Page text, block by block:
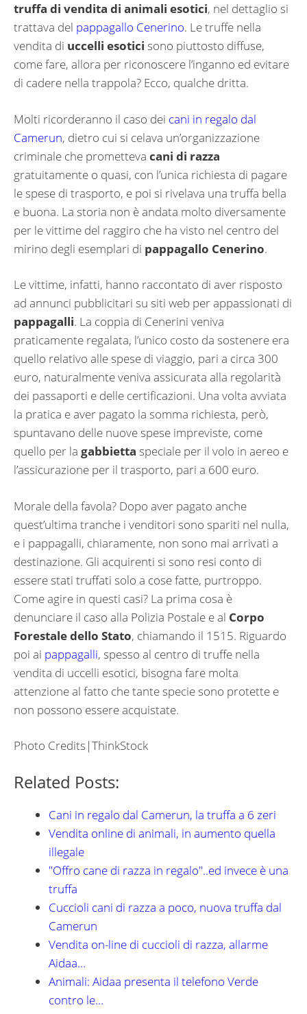
truffa di vendita di animali esotici, nel dettaglio si
trattava del pappagallo Cenerino. Le truffe nella
vendita di uccelli esotici sono piuttosto diffuse,
come fare, allora per riconoscere l’inganno ed evitare
di cadere nella trappola? Ecco, qualche dritta.
Molti ricorderanno il caso dei cani in regalo dal
Camerun, dietro cui si celava un’organizzazione
criminale che prometteva cani di razza
gratuitamente o quasi, con l’unica richiesta di pagare
le spese di trasporto, e poi si rivelava una truffa bella
e buona. La storia non è andata molto diversamente
per le vittime del raggiro che ha visto nel centro del
mirino degli esemplari di pappagallo Cenerino.
Le vittime, infatti, hanno raccontato di aver risposto
ad annunci pubblicitari su siti web per appassionati di
pappagalli. La coppia di Cenerini veniva
praticamente regalata, l’unico costo da sostenere era
quello relativo alle spese di viaggio, pari a circa 300
euro, naturalmente veniva assicurata alla regolarità
dei passaporti e delle certificazioni. Una volta avviata
la pratica e aver pagato la somma richiesta, però,
spuntavano delle nuove spese impreviste, come
quello per la gabbietta speciale per il volo in aereo e
l’assicurazione per il trasporto, pari a 600 euro.
Morale della favola? Dopo aver pagato anche
quest’ultima tranche i venditori sono spariti nel nulla,
e i pappagalli, chiaramente, non sono mai arrivati a
destinazione. Gli acquirenti si sono resi conto di
essere stati truffati solo a cose fatte, purtroppo.
Come agire in questi casi? La prima cosa è
denunciare il caso alla Polizia Postale e al Corpo
Forestale dello Stato, chiamando il 1515. Riguardo
poi ai pappagalli, spesso al centro di truffe nella
vendita di uccelli esotici, bisogna fare molta
attenzione al fatto che tante specie sono protette e
non possono essere acquistate.
Photo Credits|ThinkStock
Related Posts:
Cani in regalo dal Camerun, la truffa a 6 zeri
Vendita online di animali, in aumento quella
illegale
"Offro cane di razza in regalo"..ed invece è una
truffa
Cuccioli cani di razza a poco, nuova truffa dal
Camerun
Vendita on-line di cuccioli di razza, allarme
Aidaa…
Animali: Aidaa presenta il telefono Verde
contro le…